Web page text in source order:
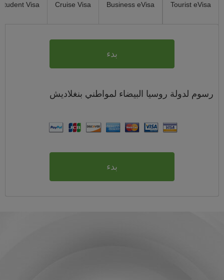
Tourist eVisa
Business eVisa
Cruise Visa
Student Visa
بدء
رسوم لدولة روسيا البيضاء لمواطني بنغلاديش
بدء